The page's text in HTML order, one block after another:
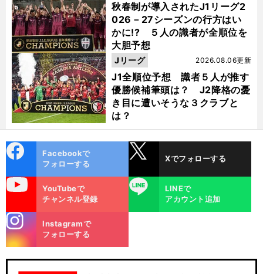
秋春制が導入されたJ1リーグ2
026－27シーズンの行方はい
かに!? ５人の識者が全順位を
大胆予想
J1全順位予想 識者５人が推す
優勝候補筆頭は？ J2降格の憂
き目に遭いそうな３クラブと
は？
2026.08.06更新
Jリーグ
ok
Facebookで
フォローする
Xでフォローする
YouTubeで
チャンネル登録
LINE
LINEで
アカウント追加
m
Instagramで
フォローする